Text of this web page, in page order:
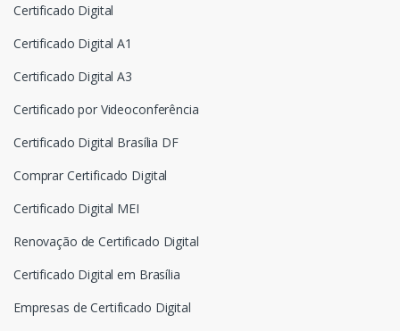
Certificado Digital
Certificado Digital A1
Certificado Digital A3
Certificado por Videoconferência
Certificado Digital Brasília DF
Comprar Certificado Digital
Certificado Digital MEI
Renovação de Certificado Digital
Certificado Digital em Brasília
Empresas de Certificado Digital